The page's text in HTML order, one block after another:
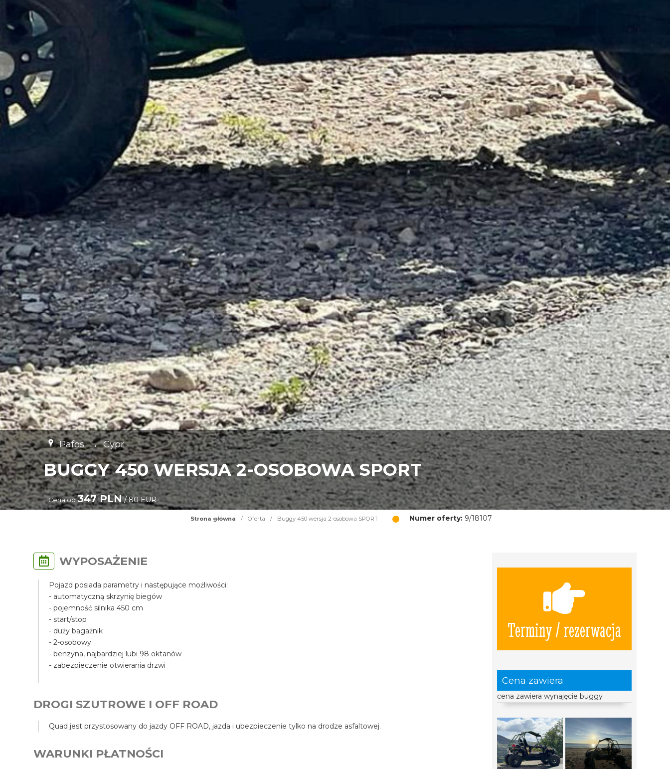
Pafos → Cypr
BUGGY 450 WERSJA 2-OSOBOWA SPORT
Cena od 347 PLN/ 80 EUR
Strona główna / Oferta / Buggy 450 wersja 2-osobowa SPORT Numer oferty: 9/18107
Terminy / rezerwacja
Cena zawiera
cena zawiera wynajęcie buggy
WYPOSAŻENIE
Pojazd posiada parametry i następujące możliwości:
- automatyczną skrzynię biegów
- pojemność silnika 450 cm
- start/stop
- duży bagażnik
- 2-osobowy
- benzyna, najbardziej lubi 98 oktanów
- zabezpieczenie otwierania drzwi
DROGI SZUTROWE I OFF ROAD
Quad jest przystosowany do jazdy OFF ROAD, jazda i ubezpieczenie tylko na drodze asfaltowej.
WARUNKI PŁATNOŚCI